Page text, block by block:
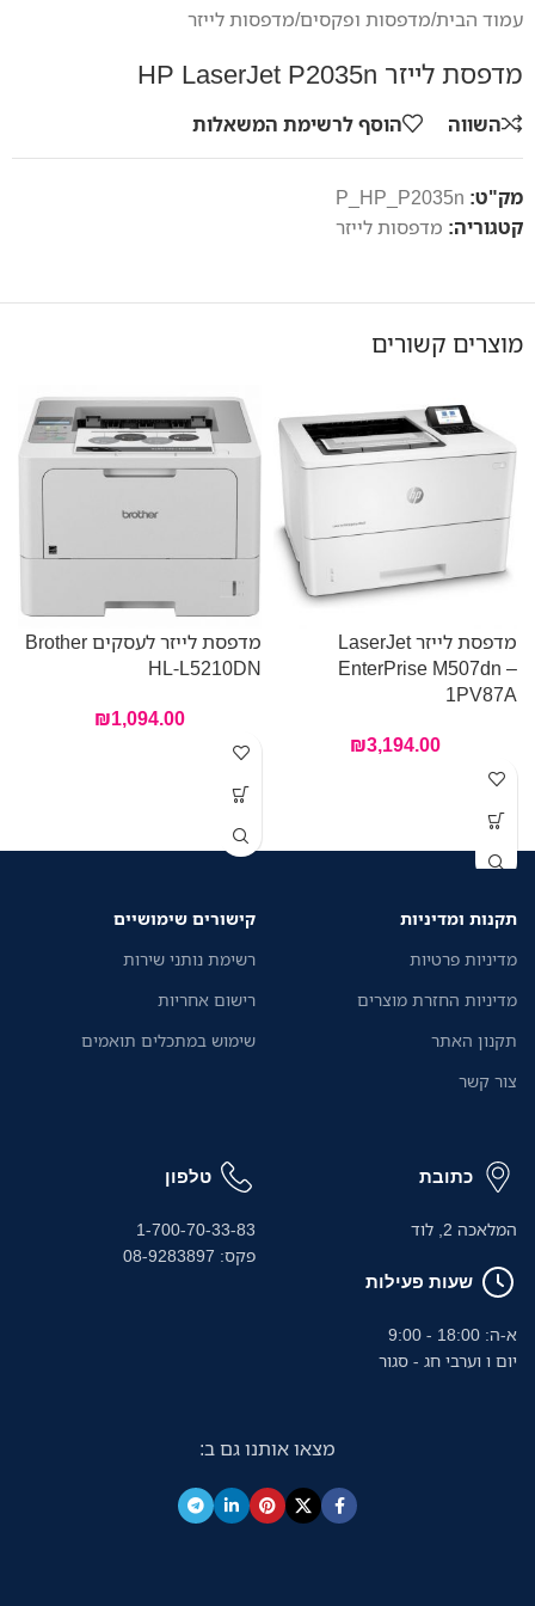
עמוד הבית/מדפסות ופקסים/מדפסות לייזר
מדפסת לייזר HP LaserJet P2035n
השווה הוסף לרשימת המשאלות
מק"ט: P_HP_P2035n
קטגוריה: מדפסות לייזר
מוצרים קשורים
מדפסת לייזר LaserJet
EnterPrise M507dn –
1PV87A
₪3,194.00
מדפסת לייזר לעסקים Brother
HL-L5210DN
₪1,094.00
תקנות ומדיניות
מדיניות פרטיות
מדיניות החזרת מוצרים
תקנון האתר
צור קשר
קישורים שימושיים
רשימת נותני שירות
רישום אחריות
שימוש במתכלים תואמים
כתובת
המלאכה 2, לוד
שעות פעילות
א-ה: 18:00 - 9:00
יום ו וערבי חג - סגור
טלפון
1-700-70-33-83
פקס: 08-9283897
מצאו אותנו גם ב: